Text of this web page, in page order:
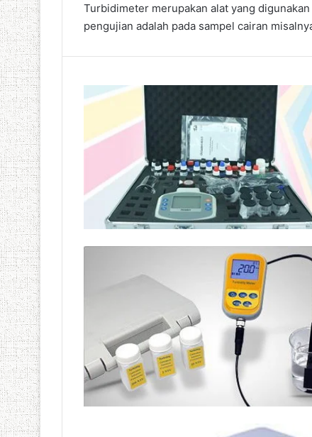
Turbidimeter merupakan alat yang
pengujian adalah pada sampel cairan